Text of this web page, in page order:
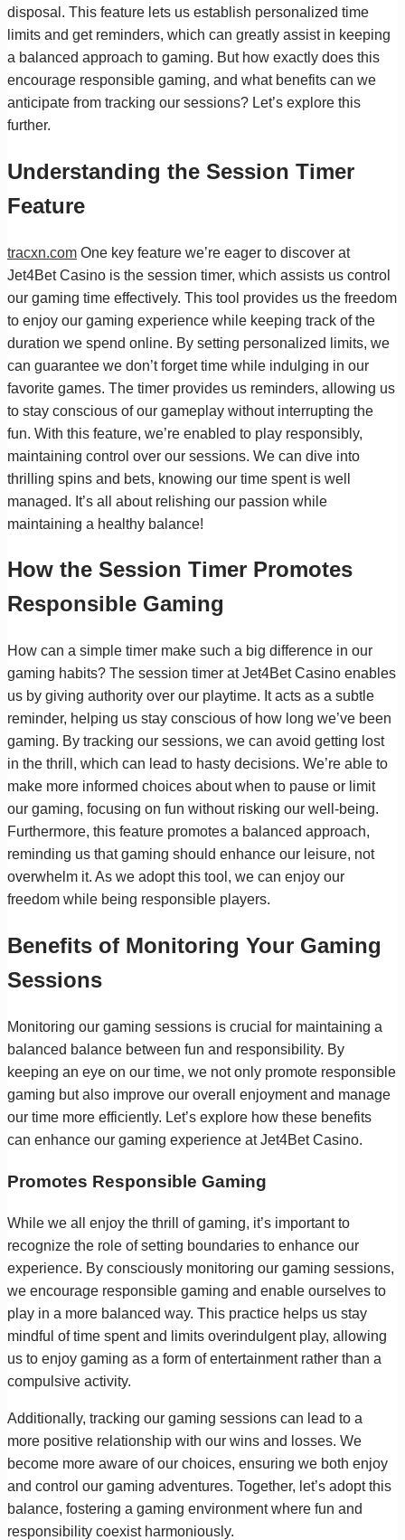
disposal. This feature lets us establish personalized time
limits and get reminders, which can greatly assist in keeping
a balanced approach to gaming. But how exactly does this
encourage responsible gaming, and what benefits can we
anticipate from tracking our sessions? Let’s explore this
further.
Understanding the Session Timer
Feature
tracxn.com One key feature we’re eager to discover at
Jet4Bet Casino is the session timer, which assists us control
our gaming time effectively. This tool provides us the freedom
to enjoy our gaming experience while keeping track of the
duration we spend online. By setting personalized limits, we
can guarantee we don’t forget time while indulging in our
favorite games. The timer provides us reminders, allowing us
to stay conscious of our gameplay without interrupting the
fun. With this feature, we’re enabled to play responsibly,
maintaining control over our sessions. We can dive into
thrilling spins and bets, knowing our time spent is well
managed. It’s all about relishing our passion while
maintaining a healthy balance!
How the Session Timer Promotes
Responsible Gaming
How can a simple timer make such a big difference in our
gaming habits? The session timer at Jet4Bet Casino enables
us by giving authority over our playtime. It acts as a subtle
reminder, helping us stay conscious of how long we’ve been
gaming. By tracking our sessions, we can avoid getting lost
in the thrill, which can lead to hasty decisions. We’re able to
make more informed choices about when to pause or limit
our gaming, focusing on fun without risking our well-being.
Furthermore, this feature promotes a balanced approach,
reminding us that gaming should enhance our leisure, not
overwhelm it. As we adopt this tool, we can enjoy our
freedom while being responsible players.
Benefits of Monitoring Your Gaming
Sessions
Monitoring our gaming sessions is crucial for maintaining a
balanced balance between fun and responsibility. By
keeping an eye on our time, we not only promote responsible
gaming but also improve our overall enjoyment and manage
our time more efficiently. Let’s explore how these benefits
can enhance our gaming experience at Jet4Bet Casino.
Promotes Responsible Gaming
While we all enjoy the thrill of gaming, it’s important to
recognize the role of setting boundaries to enhance our
experience. By consciously monitoring our gaming sessions,
we encourage responsible gaming and enable ourselves to
play in a more balanced way. This practice helps us stay
mindful of time spent and limits overindulgent play, allowing
us to enjoy gaming as a form of entertainment rather than a
compulsive activity.
Additionally, tracking our gaming sessions can lead to a
more positive relationship with our wins and losses. We
become more aware of our choices, ensuring we both enjoy
and control our gaming adventures. Together, let’s adopt this
balance, fostering a gaming environment where fun and
responsibility coexist harmoniously.